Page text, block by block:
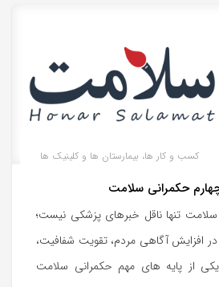
کسب و کار ها، بیمارستان ها و کلینیک ها
حکمرانی سلامت
سلامت تنها ناقل خبرهای پزشکی نیست؛
افزایش آگاهی مردم، تقویت شفافیت،
از پایه‌ های مهم حکمرانی سلامت